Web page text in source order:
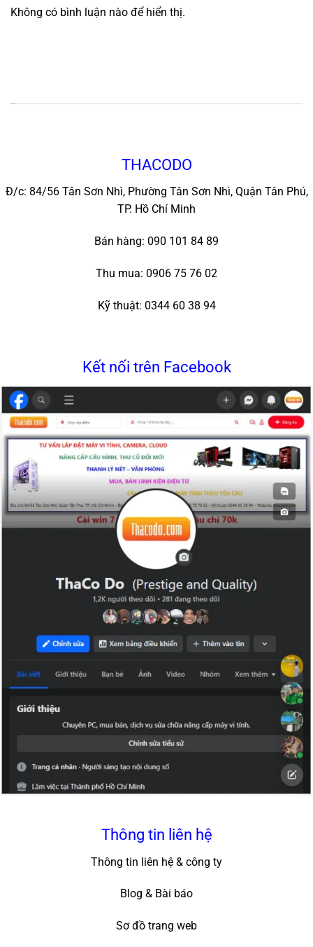
Không có bình luận nào để hiển thị.
THACODO
Đ/c: 84/56 Tân Sơn Nhì, Phường Tân Sơn Nhì, Quận Tân Phú,
TP. Hồ Chí Minh
Bán hàng: 090 101 84 89
Thu mua: 0906 75 76 02
Kỹ thuật: 0344 60 38 94
Kết nối trên Facebook
Thông tin liên hệ
Thông tin liên hệ & công ty
Blog & Bài báo
Sơ đồ trang web